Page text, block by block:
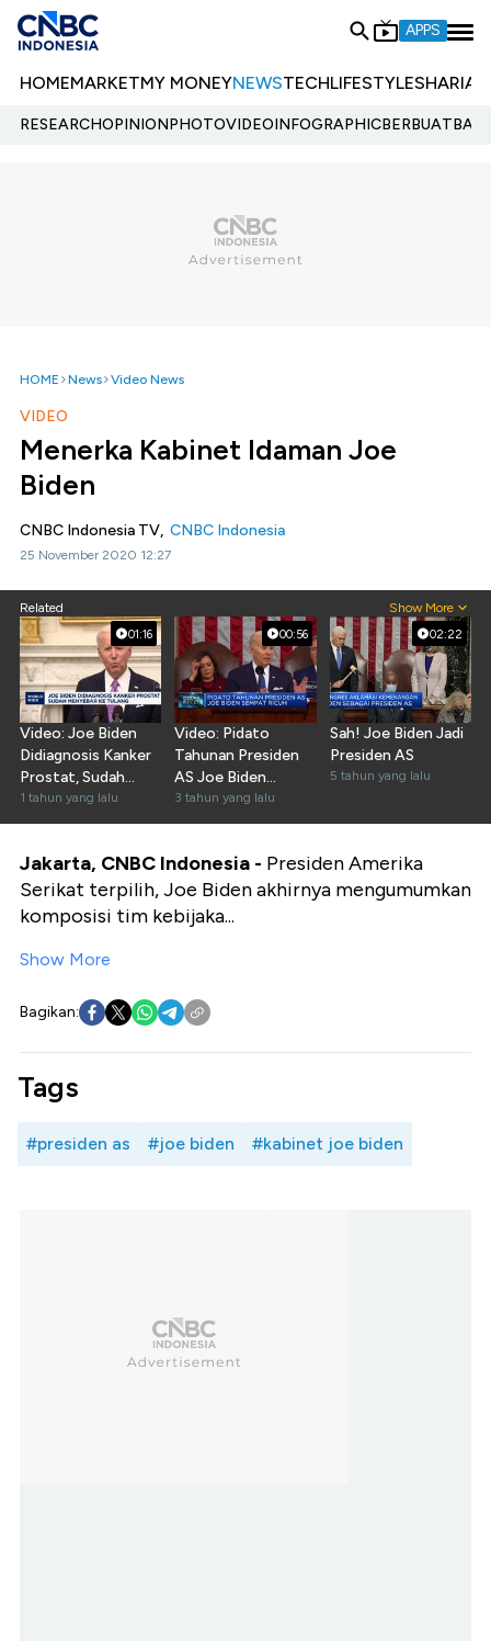
APPS
HOMEMARKETMY MONEYNEWSTECHLIFESTYLESHARIA
RESEARCHOPINIONPHOTOVIDEOINFOGRAPHIC
HOME News Video News
VIDEO
Menerka Kabinet Idaman Joe
Biden
CNBC Indonesia TV, CNBC Indonesia
25 November 2020 12:27
Related Show More
01:16
Video: Joe Biden
Didiagnosis Kanker
Prostat, Sudah
Menyebar Ke
Tulang
1 tahun yang lalu
00:56
Video: Pidato
Tahunan Presiden
AS Joe Biden
Sempat Ricuh
3 tahun yang lalu
02:22
Sah! Joe Biden Jadi
Presiden AS
5 tahun yang lalu
Jakarta, CNBC Indonesia - Presiden Amerika
Serikat terpilih, Joe Biden akhirnya mengumumkan
komposisi tim kebijaka...
Show More
Bagikan:
Tags
#presiden as #joe biden #kabinet joe biden